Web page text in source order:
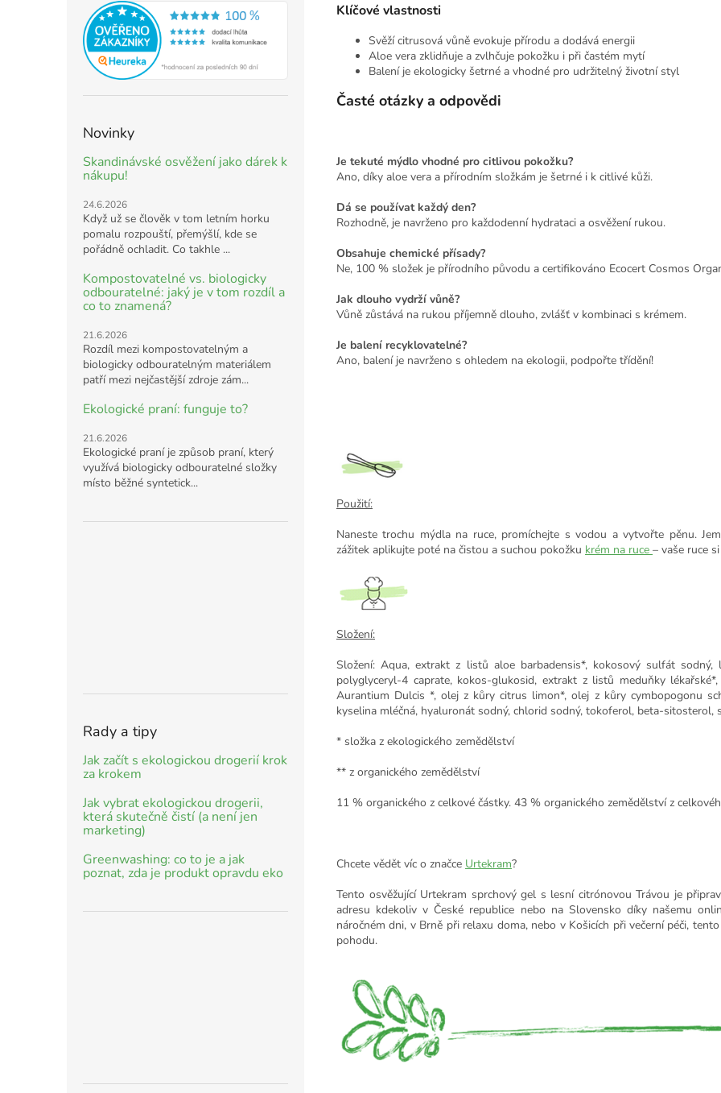
Novinky
Skandinávské osvěžení jako dárek k
nákupu!
24.6.2026
Když už se člověk v tom letním horku
pomalu rozpouští, přemýšlí, kde se
pořádně ochladit. Co takhle ...
Kompostovatelné vs. biologicky
odbouratelné: jaký je v tom rozdíl a
co to znamená?
21.6.2026
Rozdíl mezi kompostovatelným a
biologicky odbouratelným materiálem
patří mezi nejčastější zdroje zám...
Ekologické praní: funguje to?
21.6.2026
Ekologické praní je způsob praní, který
využívá biologicky odbouratelné složky
místo běžné syntetick...
Rady a tipy
Jak začít s ekologickou drogerií krok
za krokem
Jak vybrat ekologickou drogerii,
která skutečně čistí (a není jen
marketing)
Greenwashing: co to je a jak
poznat, zda je produkt opravdu eko
Klíčové vlastnosti
Svěží citrusová vůně evokuje přírodu a dodává energii
Aloe vera zklidňuje a zvlhčuje pokožku i při častém mytí
Balení je ekologicky šetrné a vhodné pro udržitelný životní styl
Časté otázky a odpovědi
Je tekuté mýdlo vhodné pro citlivou pokožku?
Ano, díky aloe vera a přírodním složkám je šetrné i k citlivé kůži.
Dá se používat každý den?
Rozhodně, je navrženo pro každodenní hydrataci a osvěžení rukou.
Obsahuje chemické přísady?
Ne, 100 % složek je přírodního původu a certifikováno Ecocert Cosmos
Jak dlouho vydrží vůně?
Vůně zůstává na rukou příjemně dlouho, zvlášť v kombinaci s krémem.
Je balení recyklovatelné?
Ano, balení je navrženo s ohledem na ekologii, podpořte třídění!
Použití:
Naneste trochu mýdla na ruce, promíchejte s vodou a vytvořte pěnu.
zážitek aplikujte poté na čistou a suchou pokožku krém na ruce – vaše ruce
Složení:
Složení: Aqua, extrakt z listů aloe barbadensis*, kokosový sulfát
polyglyceryl-4 caprate, kokos-glukosid, extrakt z listů meduňky
Aurantium Dulcis *, olej z kůry citrus limon*, olej z kůry cymbopogonu
kyselina mléčná, hyaluronát sodný, chlorid sodný, tokoferol, beta-
* složka z ekologického zemědělství
** z organického zemědělství
11 % organického z celkové částky. 43 % organického zemědělství z
Chcete vědět víc o značce Urtekram?
Tento osvěžující Urtekram sprchový gel s lesní citrónovou Trávou je
adresu kdekoliv v České republice nebo na Slovensko díky našemu
náročném dni, v Brně při relaxu doma, nebo v Košicích při večerní péči,
pohodu.